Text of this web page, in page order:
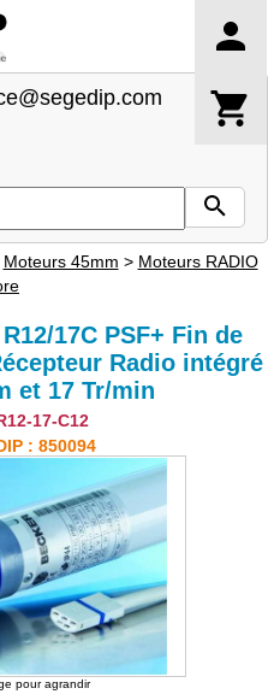
Moteurs 45mm > Moteurs RADIO
17C PSF+ Fin de
Radio intégré
et 17 Tr/min
17-C12
: 850094
pour agrandir